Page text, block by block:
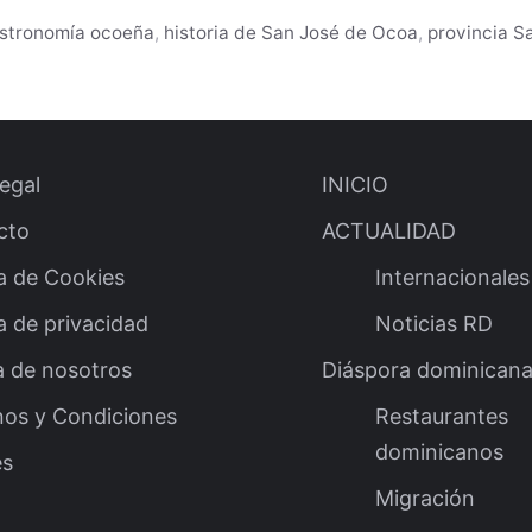
ocoeña, historia de San José de Ocoa, provincia
de Cookies
de privacidad
de nosotros
y Condiciones
INICIO
ACTUALIDAD
Internacionales
Noticias RD
Diáspora dominicana
Restaurantes
dominicanos
Migración